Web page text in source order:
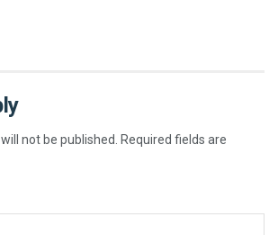
not be published.
Required fields are